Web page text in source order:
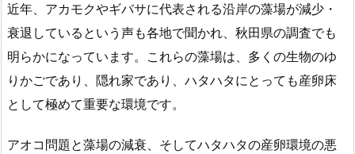
近年、アカモクやギバサに代表される沿岸の藻場が減少・
衰退しているという声も各地で聞かれ、秋田県の調査でも
明らかになっています。これらの藻場は、多くの生物のゆ
りかごであり、隠れ家であり、ハタハタにとっても産卵床
として極めて重要な環境です。
アオコ問題と藻場の減衰、そしてハタハタの産卵環境の悪